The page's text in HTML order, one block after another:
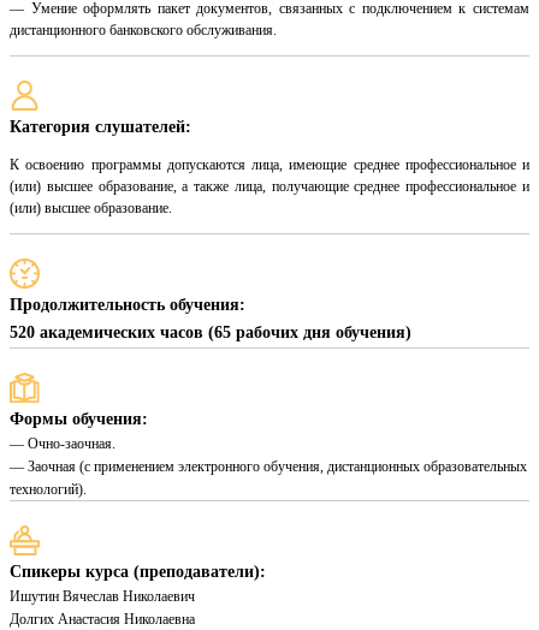
— Умение оформлять пакет документов, связанных с подключением к системам
дистанционного банковского обслуживания.
Категория слушателей:
К освоению программы допускаются лица, имеющие среднее профессиональное и
(или) высшее образование, а также лица, получающие среднее профессиональное и
(или) высшее образование.
Продолжительность обучения:
520 академических часов (65 рабочих дня обучения)
Формы обучения:
— Очно-заочная.
— Заочная (с применением электронного обучения, дистанционных образовательных
технологий).
Спикеры курса (преподаватели):
Ишутин Вячеслав Николаевич
Долгих Анастасия Николаевна